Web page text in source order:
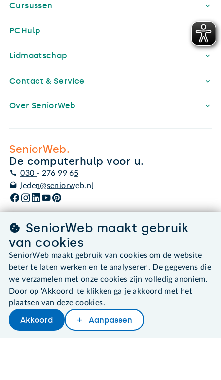
Later lezenDelenWoordenboek
Cursussen
PCHulp
Lidmaatschap
Contact & Service
Over SeniorWeb
SeniorWeb.
De computerhulp voor u.
030 - 276 99 65
leden@seniorweb.nl
©2026 SeniorWeb
Algemene voorwaarden
Cookies en cookie-instellingen
Privacybeleid
About SeniorWeb
SeniorWeb maakt gebruik
van cookies
SeniorWeb maakt gebruik van cookies om de website
beter te laten werken en te analyseren. De gegevens die
we verzamelen met onze cookies zijn volledig anoniem.
Door op 'Akkoord' te klikken ga je akkoord met het
plaatsen van deze cookies.
Akkoord Aanpassen